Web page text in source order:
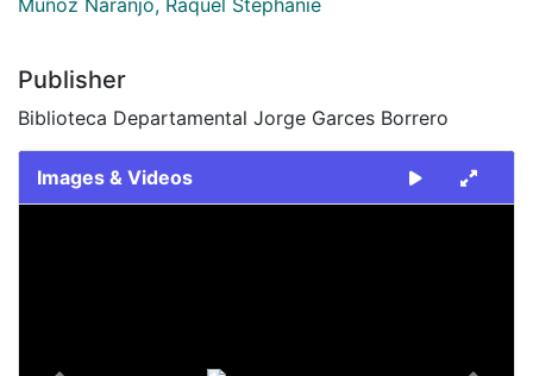
Publisher
Biblioteca Departamental Jorge Garces Borrero
Images & Videos